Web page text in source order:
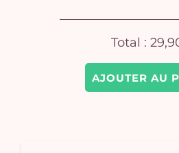
AJOUTER AU
Total :